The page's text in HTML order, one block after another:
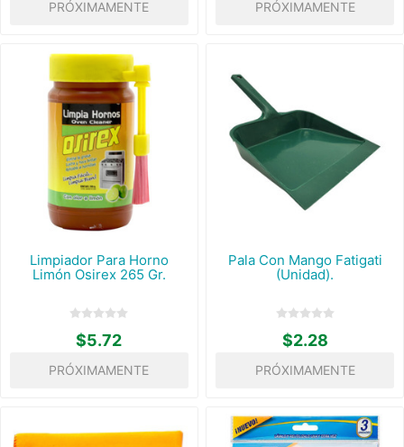
PRÓXIMAMENTE PRÓXIMAMENTE
Limpiador Para Horno
Limón Osirex 265 Gr.
$5.72
PRÓXIMAMENTE
Pala Con Mango Fatigati
(Unidad).
$2.28
PRÓXIMAMENTE